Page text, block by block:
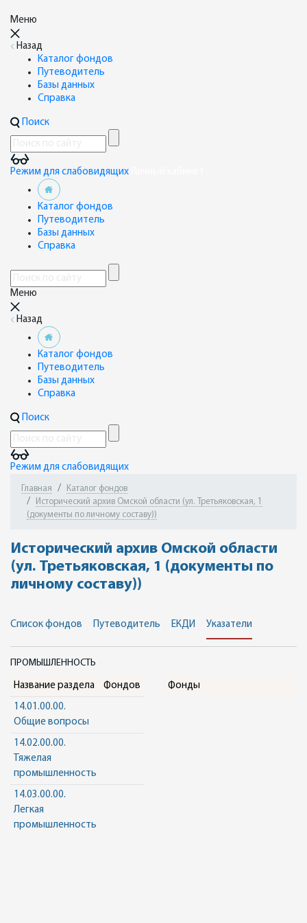
Меню
Назад
Каталог фондов
Путеводитель
Базы данных
Справка
Поиск
Режим для слабовидящих
Каталог фондов
Путеводитель
Базы данных
Справка
Меню
Назад
Каталог фондов
Путеводитель
Базы данных
Справка
Поиск
Режим для слабовидящих
Главная
Каталог фондов
Исторический архив Омской области (ул. Третьяковская, 1
(документы по личному составу))
Исторический архив Омской области
(ул. Третьяковская, 1 (документы по
личному составу))
Список фондов Путеводитель ЕКДИ Указатели
ПРОМЫШЛЕННОСТЬ
Название раздела Фондов
14.01.00.00.
Общие вопросы
14.02.00.00.
Тяжелая
промышленность
14.03.00.00.
Легкая
промышленность
Фонды